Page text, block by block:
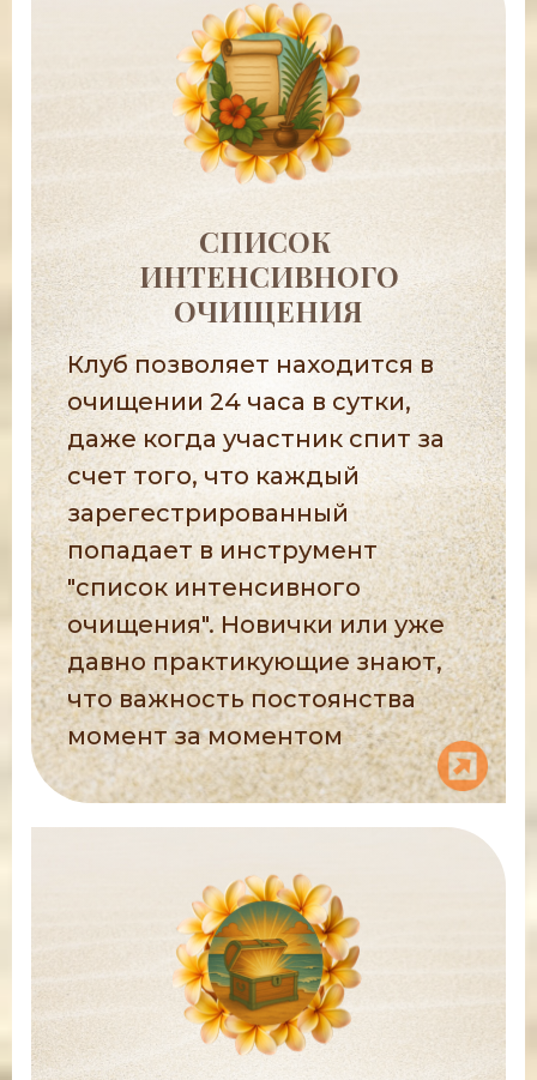
СПИСОК
ИНТЕНСИВНОГО
ОЧИЩЕНИЯ
Клуб позволяет находится в
очищении 24 часа в сутки,
даже когда участник спит за
счет того, что каждый
зарегестрированный
попадает в инструмент
"список интенсивного
очищения". Новички или уже
давно практикующие знают,
что важность постоянства
момент за моментом